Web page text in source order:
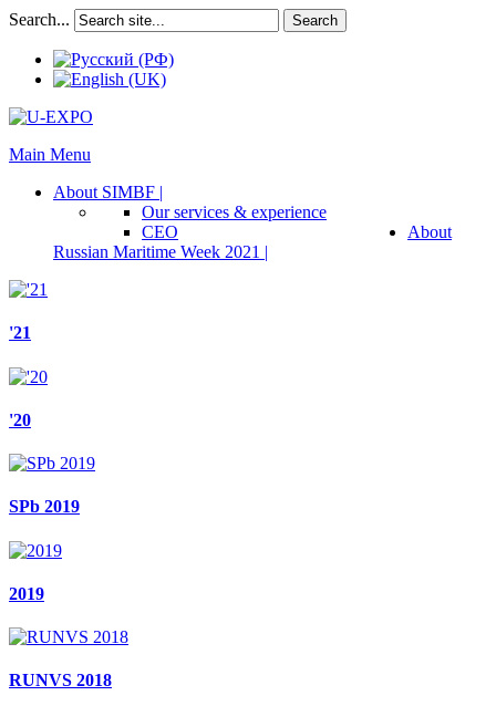
Search... Search
Main Menu
About SIMBF |
Our services & experience
CEO
About
Russian Maritime Week 2021 |
'21
'20
SPb 2019
2019
RUNVS 2018